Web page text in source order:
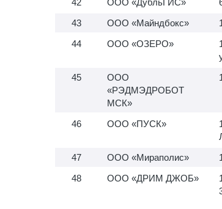
ООО «ДубльГИС»
ООО «Майндбокс»
ООО «ОЗЕРО»
ООО
«РЭДМЭДРОБОТ
МСК»
ООО «ПУСК»
ООО «Мираполис»
ООО «ДРИМ ДЖОБ»